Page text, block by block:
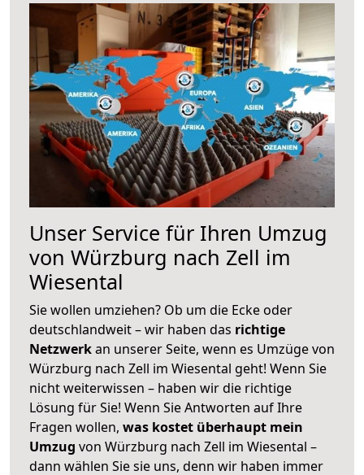
Unser Service für Ihren Umzug
von Würzburg nach Zell im
Wiesental
Sie wollen umziehen? Ob um die Ecke oder
deutschlandweit – wir haben das richtige
Netzwerkan unserer Seite, wenn es Umzüge von
Würzburg nach Zell im Wiesental geht! Wenn Sie
nicht weiterwissen – haben wir die richtige
Lösung für Sie! Wenn Sie Antworten auf Ihre
Fragen wollen, was kostet überhaupt mein
Umzug von Würzburg nach Zell im Wiesental –
dann wählen Sie sie uns, denn wir haben immer